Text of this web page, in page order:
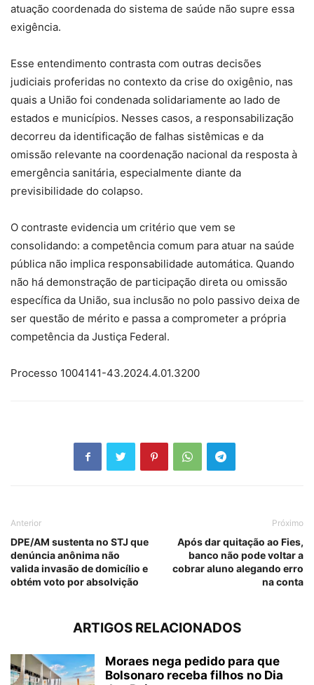
atuação coordenada do sistema de saúde não supre essa
exigência.
Esse entendimento contrasta com outras decisões
judiciais proferidas no contexto da crise do oxigênio, nas
quais a União foi condenada solidariamente ao lado de
estados e municípios. Nesses casos, a responsabilização
decorreu da identificação de falhas sistêmicas e da
omissão relevante na coordenação nacional da resposta à
emergência sanitária, especialmente diante da
previsibilidade do colapso.
O contraste evidencia um critério que vem se
consolidando: a competência comum para atuar na saúde
pública não implica responsabilidade automática. Quando
não há demonstração de participação direta ou omissão
específica da União, sua inclusão no polo passivo deixa de
ser questão de mérito e passa a comprometer a própria
competência da Justiça Federal.
Processo 1004141-43.2024.4.01.3200
Anterior
DPE/AM sustenta no STJ que
denúncia anônima não
valida invasão de domicílio e
obtém voto por absolvição
Próximo
Após dar quitação ao Fies,
banco não pode voltar a
cobrar aluno alegando erro
na conta
ARTIGOS RELACIONADOS
Moraes nega pedido para que
Bolsonaro receba filhos no Dia